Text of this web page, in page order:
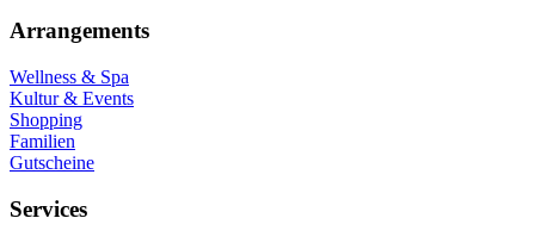
Arrangements
Wellness & Spa
Kultur & Events
Shopping
Familien
Gutscheine
Services